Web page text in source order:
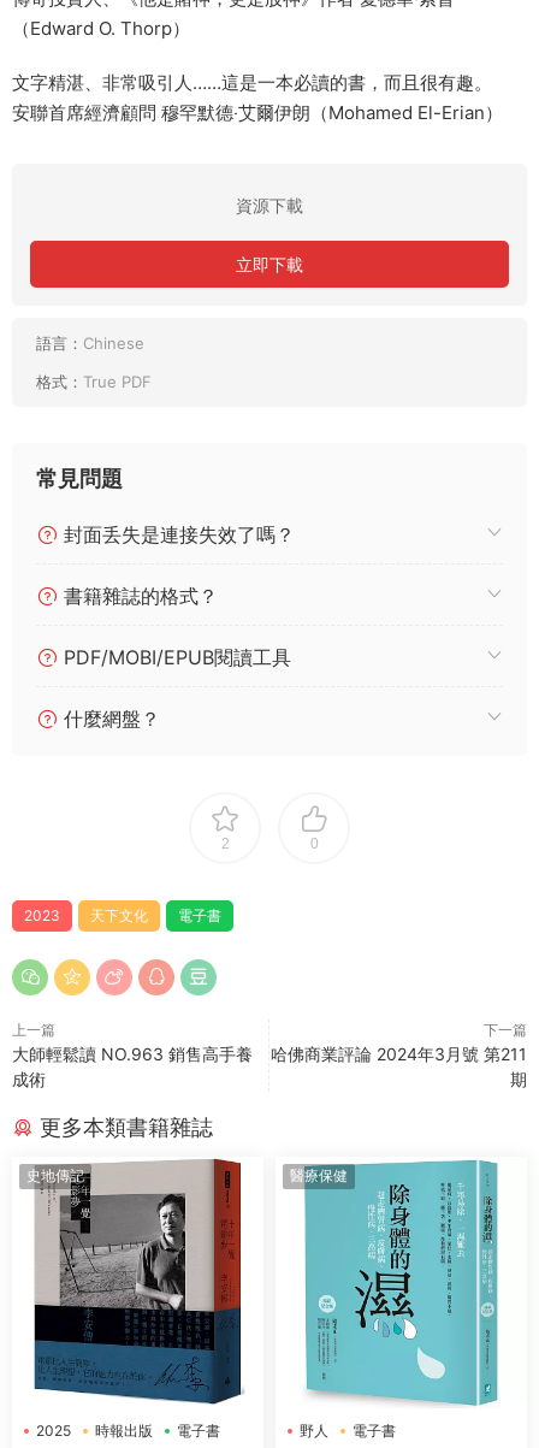
（Edward O. Thorp）
文字精湛、非常吸引人……這是一本必讀的書，而且很有趣。
安聯首席經濟顧問 穆罕默德‧艾爾伊朗（Mohamed El-Erian）
資源下載
立即下載
語言： Chinese
格式： True PDF
常見問題
封面丢失是連接失效了嗎？
書籍雜誌的格式？
PDF/MOBI/EPUB閱讀工具
什麼網盤？
2 0
2023 天下文化 電子書
上一篇
大師輕鬆讀 NO.963 銷售高手養
成術
下一篇
哈佛商業評論 2024年3月號 第211
期
更多本類書籍雜誌
史地傳記
2025 時報出版 電子書
醫療保健
野人 電子書